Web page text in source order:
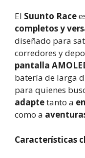
El Suunto Race
completos y
diseñado para
corredores y
pantalla
batería de larga
para quienes
adaptetanto a
como a
Características